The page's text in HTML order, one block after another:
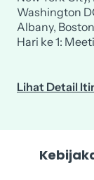
Washington
Albany,
Hari ke 1:
Lihat Detail